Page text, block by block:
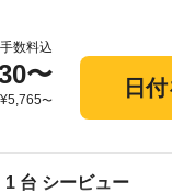
数料込
〜
¥5,765〜
日
台 シービュー